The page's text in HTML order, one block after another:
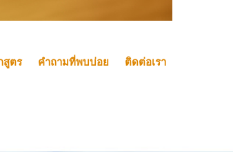
สูตร คำถามที่พบบ่อย ติดต่อเรา